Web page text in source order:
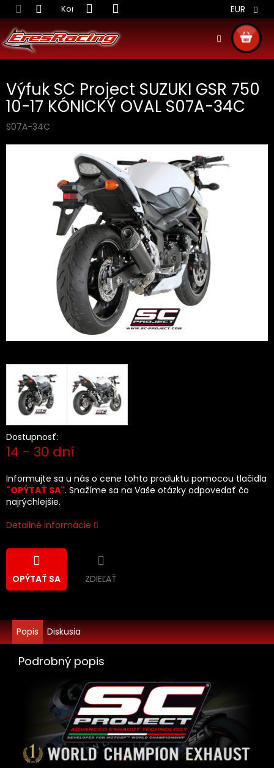
Prejsť
na
obsah
Kontakt Obchodné podmienky Doprava
EUR
KOŠÍK
Výfuk SC Project SUZUKI GSR 750
10-17 KÓNICKÝ OVAL S07A-34C
S07A-34C
Dostupnosť:
14 - 30 dní
Informujte sa u nás o cene tohto produktu pomocou tlačidla
"OPÝTAŤ SA". Snažíme sa na Vaše otázky odpovedať čo
najrýchlejšie.
Detailné informácie
OPÝTAŤ SA ZDIEĽAŤ
Popis Diskusia
Podrobný popis